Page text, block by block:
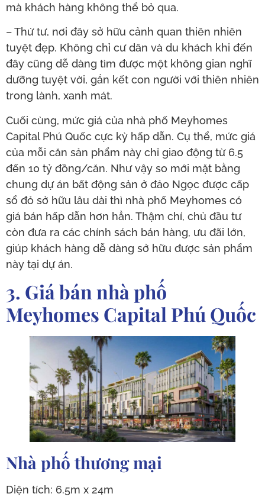
mà khách hàng không thể bỏ qua.
– Thứ tư, nơi đây sở hữu cảnh quan thiên nhiên
tuyệt đẹp. Không chỉ cư dân và du khách khi đến
đây cũng dễ dàng tìm được một không gian nghĩ
dưỡng tuyệt vời, gắn kết con người với thiên nhiên
trong lành, xanh mát.
Cuối cùng, mức giá của nhà phố Meyhomes
Capital Phú Quốc cực kỳ hấp dẫn. Cụ thể, mức giá
của mỗi căn sản phẩm này chỉ giao động từ 6.5
đến 10 tỷ đồng/căn. Như vậy so mới mặt bằng
chung dự án bất động sản ở đảo Ngọc được cấp
sổ đỏ sở hữu lâu dài thì nhà phố Meyhomes có
giá bán hấp dẫn hơn hẳn. Thậm chí, chủ đầu tư
còn đưa ra các chính sách bán hàng, ưu đãi lớn,
giúp khách hàng dễ dàng sở hữu được sản phẩm
này tại dự án.
3. Giá bán nhà phố
Meyhomes Capital Phú Quốc
Nhà phố thương mại
Diện tích: 6.5m x 24m